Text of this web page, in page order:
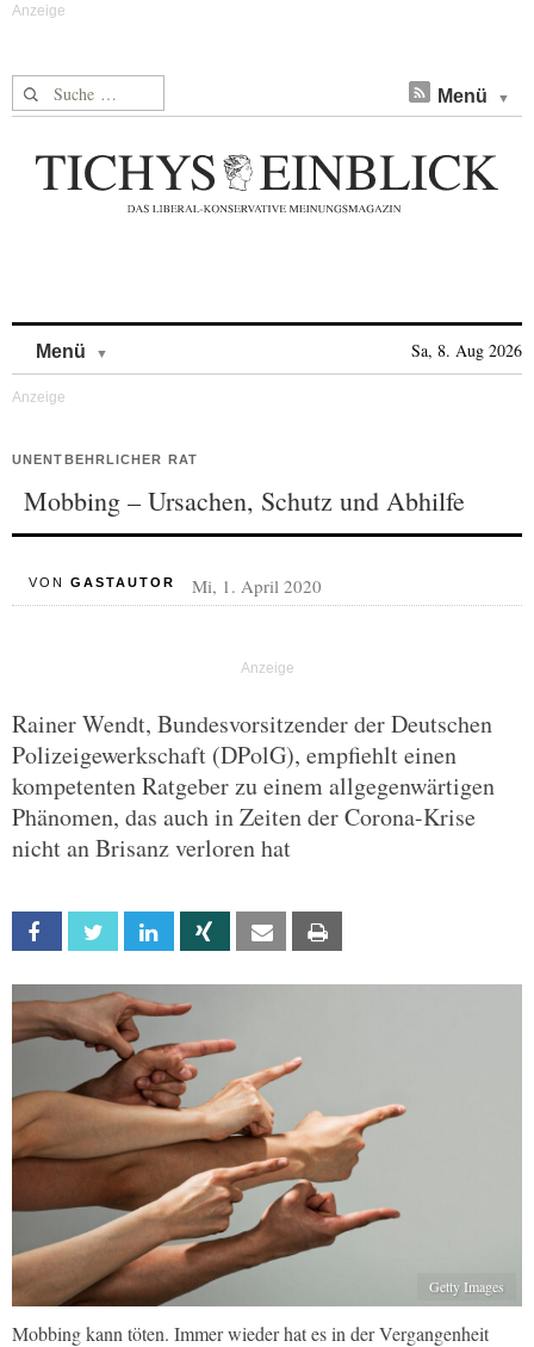
Suche nach: Menü
Menü Sa, 8. Aug 2026
UNENTBEHRLICHER RAT
Mobbing – Ursachen, Schutz und Abhilfe
VON GASTAUTOR Mi, 1. April 2020
Rainer Wendt, Bundesvorsitzender der Deutschen
Polizeigewerkschaft (DPolG), empfiehlt einen
kompetenten Ratgeber zu einem allgegenwärtigen
Phänomen, das auch in Zeiten der Corona-Krise
nicht an Brisanz verloren hat
Facebook Twitter Linkedin Xing Email
Getty Images
Mobbing kann töten. Immer wieder hat es in der Vergangenheit